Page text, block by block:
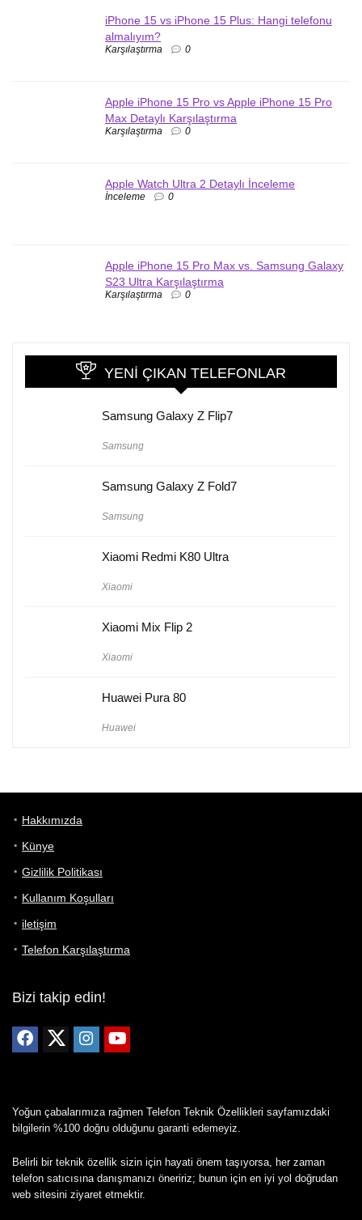
iPhone 15 vs iPhone 15 Plus: Hangi telefonu
almalıyım?
Karşılaştırma 0
Apple iPhone 15 Pro vs Apple iPhone 15 Pro
Max Detaylı Karşılaştırma
Karşılaştırma 0
Apple Watch Ultra 2 Detaylı İnceleme
İnceleme 0
Apple iPhone 15 Pro Max vs. Samsung Galaxy
S23 Ultra Karşılaştırma
Karşılaştırma 0
YENI ÇIKAN TELEFONLAR
Samsung Galaxy Z Flip7
Samsung
Samsung Galaxy Z Fold7
Samsung
Xiaomi Redmi K80 Ultra
Xiaomi
Xiaomi Mix Flip 2
Xiaomi
Huawei Pura 80
Huawei
Hakkımızda
Künye
Gizlilik Politikası
Kullanım Koşulları
iletişim
Telefon Karşılaştırma
Bizi takip edin!
Yoğun çabalarımıza rağmen Telefon Teknik Özellikleri sayfamızdaki
bilgilerin %100 doğru olduğunu garanti edemeyiz.
Belirli bir teknik özellik sizin için hayati önem taşıyorsa, her zaman
telefon satıcısına danışmanızı öneririz; bunun için en iyi yol doğrudan
web sitesini ziyaret etmektir.